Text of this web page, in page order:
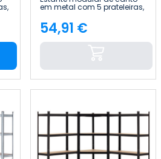
em metal com 5 prateleiras,
875 kg, 80 x 40 x 180 cm
Thinia Home
Preço
54,91 €